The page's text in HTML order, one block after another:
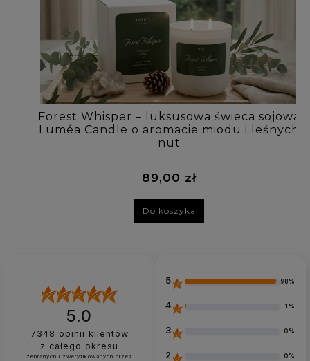
Forest Whisper – luksusowa świeca sojowa
Luméa Candle o aromacie miodu i leśnych
nut
89,00 zł
Do koszyka
5.0
7348 opinii klientów
z całego okresu
zebranych i zweryfikowanych przez
5 98%
4 1%
3 0%
2 0%